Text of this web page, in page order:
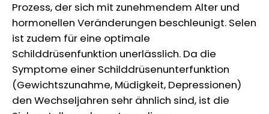
Prozess, der sich mit zunehmendem Alter und
hormonellen Veränderungen beschleunigt. Selen
ist zudem für eine optimale
Schilddrüsenfunktion unerlässlich. Da die
Symptome einer Schilddrüsenunterfunktion
(Gewichtszunahme, Müdigkeit, Depressionen)
den Wechseljahren sehr ähnlich sind, ist die